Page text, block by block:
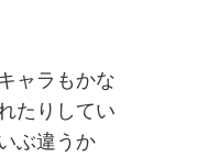
ャラもかな
たりしてい
ぶ違うか